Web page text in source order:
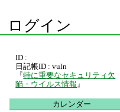
ログイン
ID :
日記帳ID : vuln
『特に重要なセキュリティ欠
陥・ウイルス情報 』
カレンダー